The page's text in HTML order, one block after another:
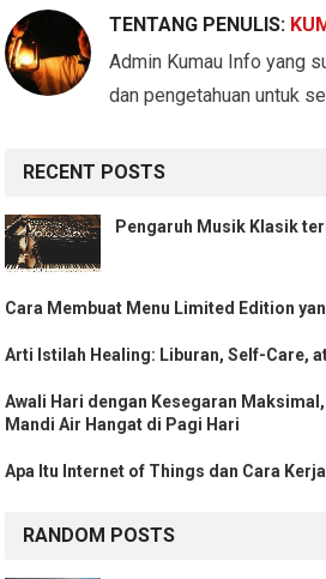
TENTANG PENULIS:
Admin Kumau Info yang
dan pengetahuan untuk
RECENT POSTS
Pengaruh Musik Klasik
Cara Membuat Menu Limited Edition
Arti Istilah Healing: Liburan, Self-Care,
Awali Hari dengan Kesegaran
Mandi Air Hangat di Pagi Hari
Apa Itu Internet of Things dan Cara
RANDOM POSTS